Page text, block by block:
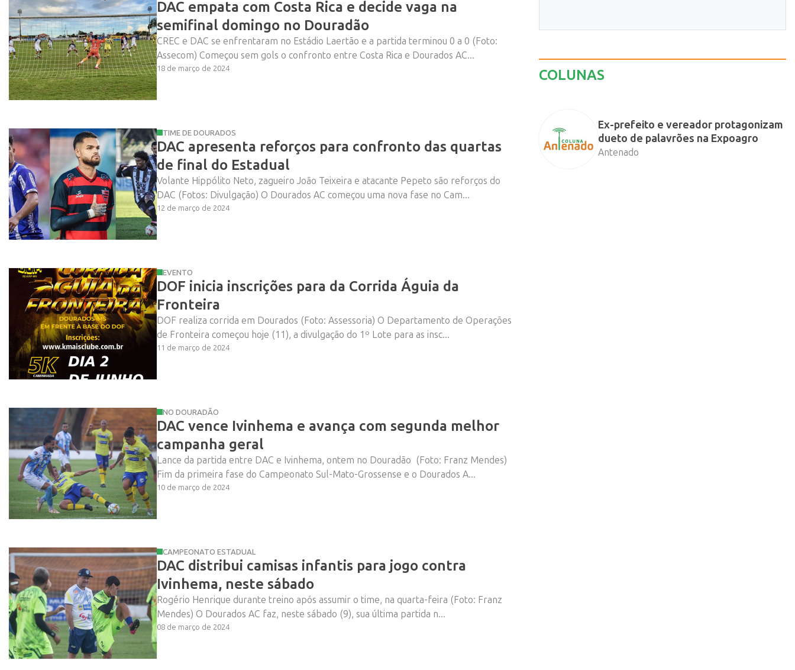
DAC empata com Costa Rica e decide vaga na
semifinal domingo no Douradão
CREC e DAC se enfrentaram no Estádio Laertão e a partida terminou 0 a 0 (Foto:
Assecom) Começou sem gols o confronto entre Costa Rica e Dourados AC...
18 de março de 2024
TIME DE DOURADOS
DAC apresenta reforços para confronto das quartas
de final do Estadual
Volante Hippólito Neto, zagueiro João Teixeira e atacante Pepeto são reforços do
DAC (Fotos: Divulgação) O Dourados AC começou uma nova fase no Cam...
12 de março de 2024
EVENTO
DOF inicia inscrições para da Corrida Águia da
Fronteira
DOF realiza corrida em Dourados (Foto: Assessoria) O Departamento de Operações
de Fronteira começou hoje (11), a divulgação do 1º Lote para as insc...
11 de março de 2024
NO DOURADÃO
DAC vence Ivinhema e avança com segunda melhor
campanha geral
Lance da partida entre DAC e Ivinhema, ontem no Douradão (Foto: Franz Mendes)
Fim da primeira fase do Campeonato Sul-Mato-Grossense e o Dourados A...
10 de março de 2024
CAMPEONATO ESTADUAL
DAC distribui camisas infantis para jogo contra
Ivinhema, neste sábado
Rogério Henrique durante treino após assumir o time, na quarta-feira (Foto: Franz
Mendes) O Dourados AC faz, neste sábado (9), sua última partida n...
08 de março de 2024
COLUNAS
Ex-prefeito e vereador protagonizam
dueto de palavrões na Expoagro
Antenado